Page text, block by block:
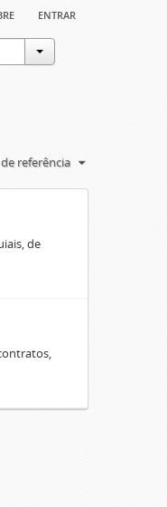
entrar
referência
de